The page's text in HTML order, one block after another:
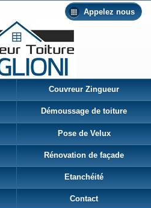
Appelez nous
Couvreur Zingueur
Démoussage de toiture
Pose de Velux
Rénovation de façade
Etanchéité
Contact